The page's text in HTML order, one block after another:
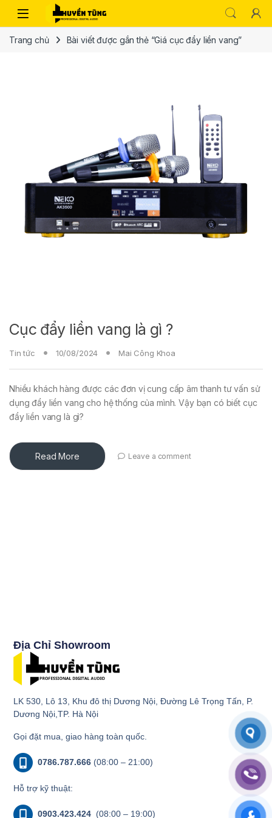
Trang chủ Bài viết được gắn thẻ “Giá cục đẩy liền vang”
Cục đẩy liền vang là gì ?
Tin tức 10/08/2024 Mai Công Khoa
Nhiều khách hàng được các đơn vị cung cấp âm thanh tư vấn sử
dụng đẩy liền vang cho hệ thống của mình. Vậy bạn có biết cục
đẩy liền vang là gì?
Read More Leave a comment
Địa Chỉ Showroom
LK 530, Lô 13, Khu đô thị Dương Nội, Đường Lê Trọng Tấn, P.
Dương Nội,TP. Hà Nội
Gọi đặt mua, giao hàng toàn quốc.
0786.787.666 (08:00 – 21:00)
Hỗ trợ kỹ thuật:
0903.423.424 (08:00 – 19:00)